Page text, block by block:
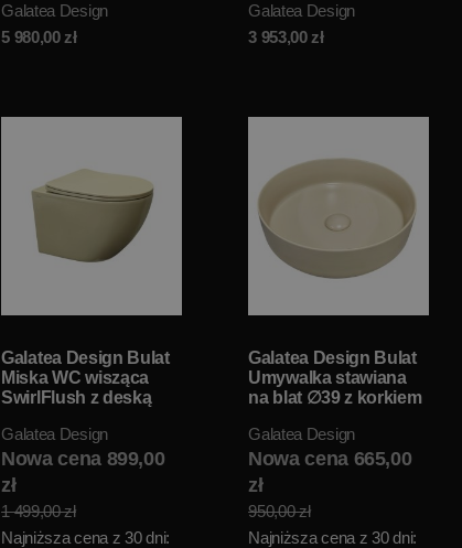
gold GDA362OR
Galatea Design
5 980,00zł
GDS016BRG W
MAGAZYNIE!!
Galatea Design
3 953,00zł
Galatea Design Bulat
Miska WC wisząca
SwirlFlush z deską
49x37 lino matt
GDSF805LN
WYPRZEDAŻ
KOLORU
Galatea Design
Nowa cena 899,00
zł
1 499,00 zł
Najniższa cena z 30 dni:
Galatea Design Bulat
Umywalka stawiana
na blat ∅39 z korkiem
GD112DTLN
WYPRZEDAŻ
KOLORU
Galatea Design
Nowa cena 665,00
zł
950,00 zł
Najniższa cena z 30 dni: